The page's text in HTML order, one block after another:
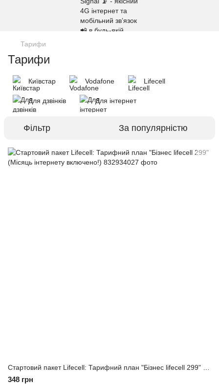
Тарифи
Тарифи
Київстар Vodafone Lifecell
Для дзвінків Для інтернет
Фільтр За популярністю
348 грн